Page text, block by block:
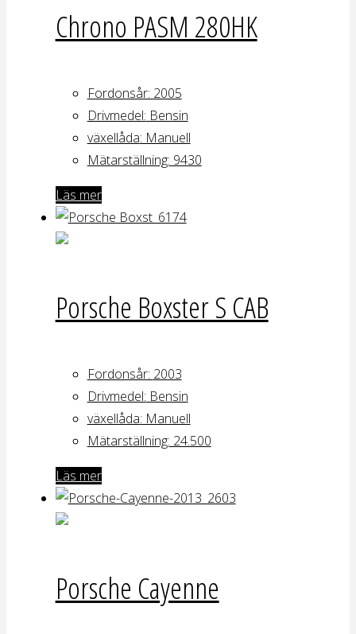
Chrono PASM 280HK
Fordonsår: 2005
Drivmedel: Bensin
växellåda: Manuell
Mätarställning: 9430
Läs mer
Porsche Boxster S CAB
Fordonsår: 2003
Drivmedel: Bensin
växellåda: Manuell
Mätarställning: 24.500
Läs mer
Porsche Cayenne